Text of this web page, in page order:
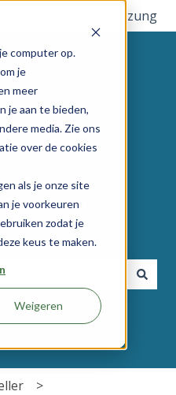
computer op.
je
meer
je aan te bieden,
media. Zie ons
over de cookies
als je onze site
je voorkeuren
zodat je
keus te maken.
Weigeren
anzeigen
Mehr Unterstützung
wir
das Suchfeld leer ist.